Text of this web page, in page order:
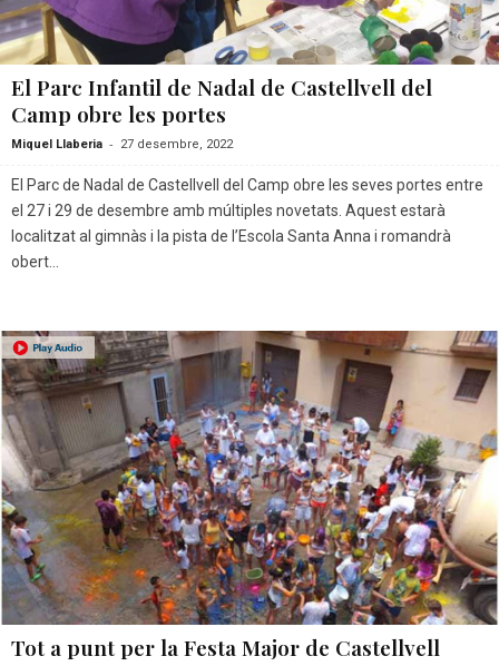
El Parc Infantil de Nadal de Castellvell del
Camp obre les portes
Miquel Llaberia - 27 desembre, 2022
El Parc de Nadal de Castellvell del Camp obre les seves portes entre
el 27 i 29 de desembre amb múltiples novetats. Aquest estarà
localitzat al gimnàs i la pista de l’Escola Santa Anna i romandrà
obert...
Tot a punt per la Festa Major de Castellvell